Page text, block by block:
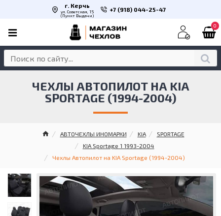
г. Керчь
ул. Советская, 15
(Пункт Выдачи)
+7 (918) 044-25-47
0
АВТОЧЕХЛЫ ИНОМАРКИ KIA
SPORTAGE
KIA Sportage 1 1993-2004
Чехлы Автопилот на KIA Sportage (1994-2004)
ЧЕХЛЫ АВТОПИЛОТ НА KIA
SPORTAGE (1994-2004)